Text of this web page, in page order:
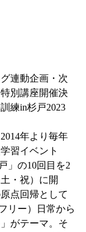
連動企画・次
別講座開催決
練in杉戸2023
年より毎年
習イベント
」の10回目を2
・祝）に開
点回帰として
リー）日常から
がテーマ。そ